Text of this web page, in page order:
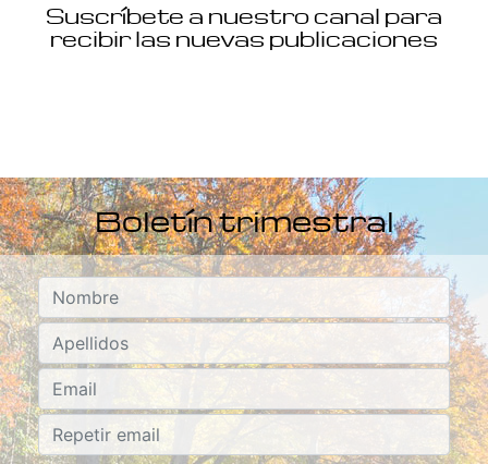
Suscríbete a nuestro canal para
recibir las nuevas publicaciones
Boletín trimestral